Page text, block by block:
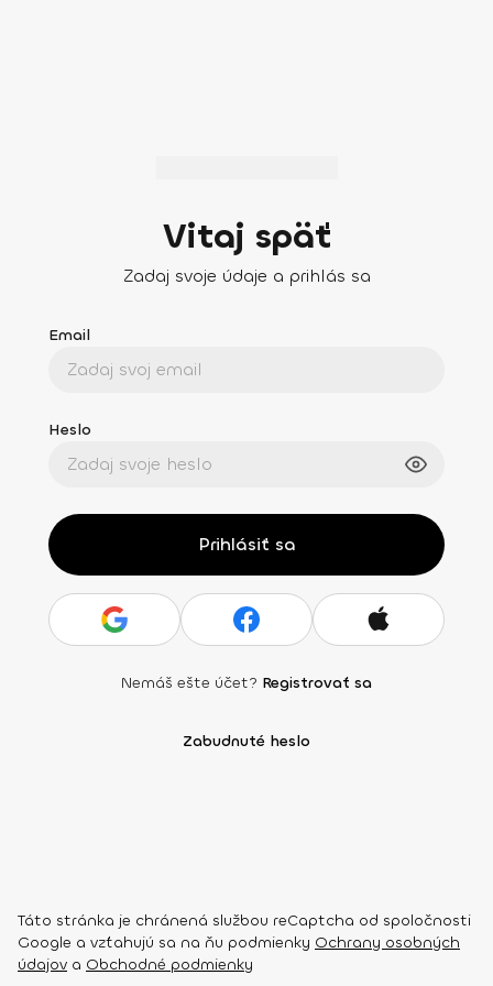
Vitaj späť
Zadaj svoje údaje a prihlás sa
Email
Heslo
Prihlásiť sa
Nemáš ešte účet? Registrovať sa
Zabudnuté heslo
Táto stránka je chránená službou reCaptcha od spoločnosti
Google a vzťahujú sa na ňu podmienky Ochrany osobných
údajov a Obchodné podmienky